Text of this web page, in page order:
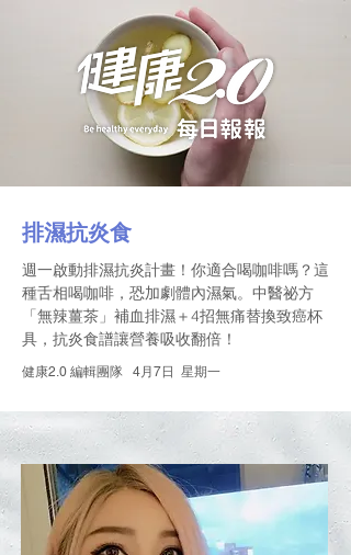
排濕抗炎食
週一啟動排濕抗炎計畫！你適合喝咖啡嗎？這
種舌相喝咖啡，恐加劇體內濕氣。中醫祕方
「無辣薑茶」補血排濕＋4招無痛替換致癌杯
具，抗炎食譜讓營養吸收翻倍！
健康2.0 編輯團隊 4月7日 星期一